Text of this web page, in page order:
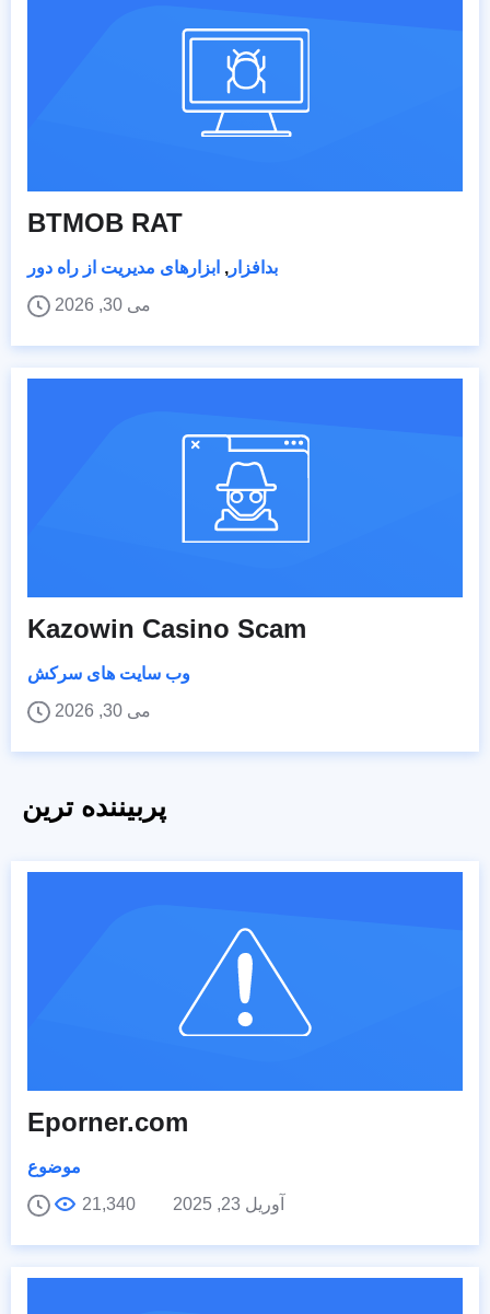
BTMOB RAT
بدافزار , ابزارهای مدیریت از راه دور
می 30, 2026
Kazowin Casino Scam
وب سایت های سرکش
می 30, 2026
پربیننده ترین
Eporner.com
موضوع
آوریل 23, 2025
21,340